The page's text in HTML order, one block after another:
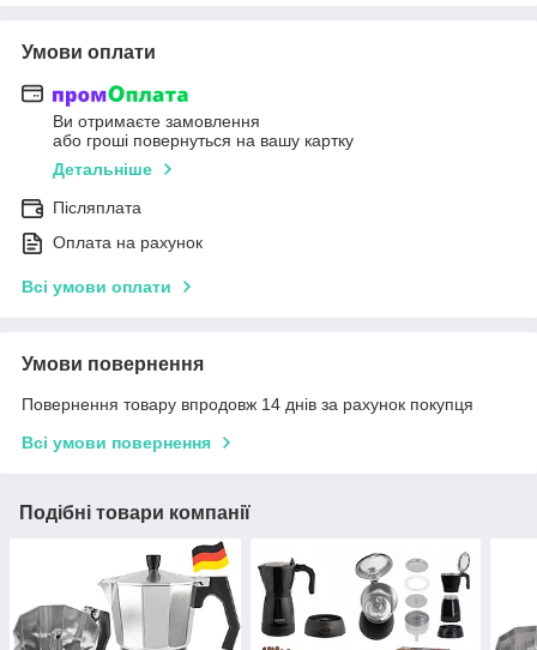
Умови оплати
Ви отримаєте замовлення
або гроші повернуться на вашу картку
Детальніше
Післяплата
Оплата на рахунок
Всі умови оплати
Умови повернення
Повернення товару впродовж 14 днів за рахунок покупця
Всі умови повернення
Подібні товари компанії